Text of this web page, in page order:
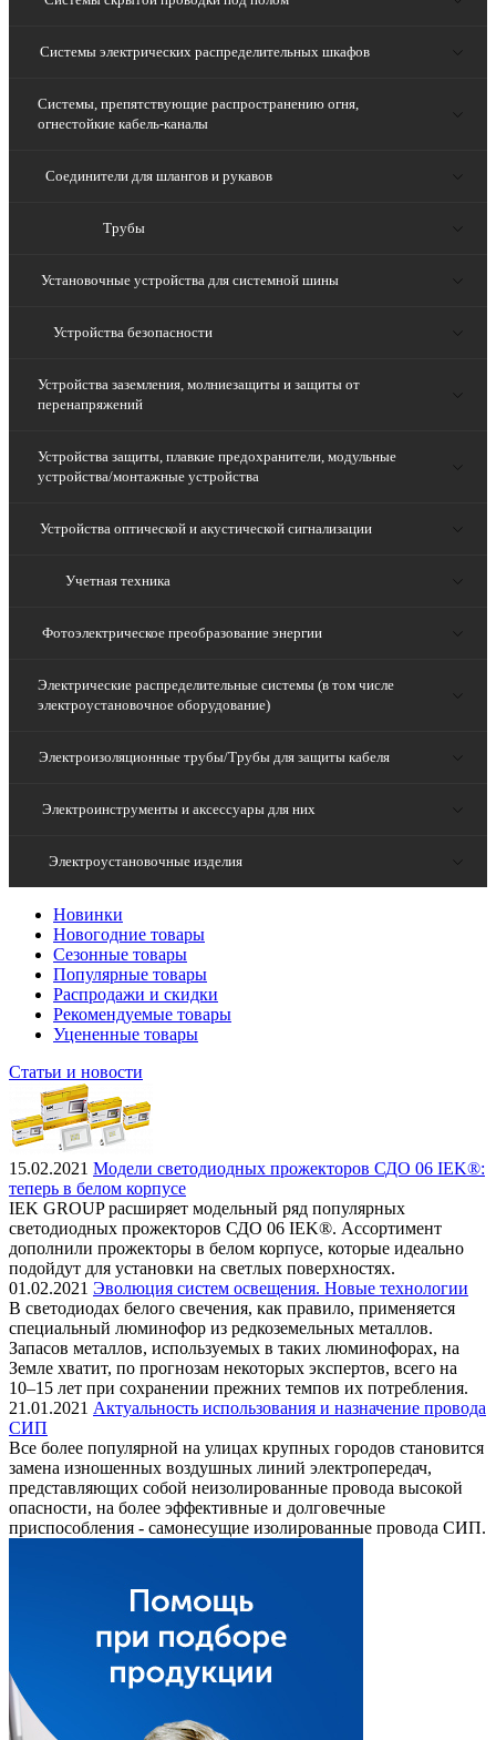
Системы электрических распределительных шкафов
Системы, препятствующие распространению огня,
огнестойкие кабель-каналы
Соединители для шлангов и рукавов
Трубы
Установочные устройства для системной шины
Устройства безопасности
Устройства заземления, молниезащиты и защиты от
перенапряжений
Устройства защиты, плавкие предохранители, модульные
устройства/монтажные устройства
Устройства оптической и акустической сигнализации
Учетная техника
Фотоэлектрическое преобразование энергии
Электрические распределительные системы (в том числе
электроустановочное оборудование)
Электроизоляционные трубы/Трубы для защиты кабеля
Электроинструменты и аксессуары для них
Электроустановочные изделия
Новинки
Новогодние товары
Сезонные товары
Популярные товары
Распродажи и скидки
Рекомендуемые товары
Уцененные товары
Статьи и новости
15.02.2021 Модели светодиодных прожекторов СДО 06 IEK®:
теперь в белом корпусе
IEK GROUP расширяет модельный ряд популярных
светодиодных прожекторов СДО 06 IEK®. Ассортимент
дополнили прожекторы в белом корпусе, которые идеально
подойдут для установки на светлых поверхностях.
01.02.2021 Эволюция систем освещения. Новые технологии
В светодиодах белого свечения, как правило, применяется
специальный люминофор из редкоземельных металлов.
Запасов металлов, используемых в таких люминофорах, на
Земле хватит, по прогнозам некоторых экспертов, всего на
10–15 лет при сохранении прежних темпов их потребления.
21.01.2021 Актуальность использования и назначение провода
СИП
Все более популярной на улицах крупных городов становится
замена изношенных воздушных линий электропередач,
представляющих собой неизолированные провода высокой
опасности, на более эффективные и долговечные
приспособления - самонесущие изолированные провода СИП.